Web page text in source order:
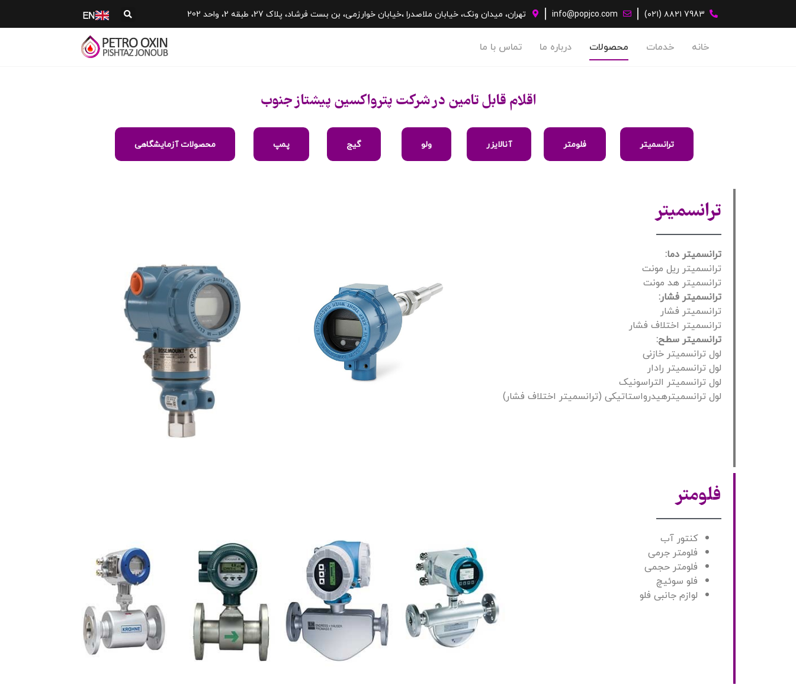
7983 ۸۸۲۱ (۰۲۱) info@popjco.com تهران، میدان ونک، خیابان ملاصدرا ،خيابان خوارزمی، بن بست فرشاد، پلاک 27، طبقه 2، واحد 202
خانه خدمات محصولات درباره ما تماس با ما
اقلام قابل تامین در شرکت پترواکسین پیشتاز جنوب
ترانسمیتر فلومتر آنالایزر ولو گیج پمپ محصولات آزمایشگاهی
ترانسمیتر
ترانسمیتر دما:
ترانسمیتر ریل مونت
ترانسمیتر هد مونت
ترانسمیتر فشار:
ترانسمیتر فشار
ترانسمیتر اختلاف فشار
ترانسمیتر سطح:
لول ترانسمیتر خازنی
لول ترانسمیتر رادار
لول ترانسمیتر التراسونیک
لول ترانسمیترهیدرواستاتیکی (ترانسمیتر اختلاف فشار)
فلومتر
کنتور آب
فلومتر جرمی
فلومتر حجمی
فلو سوئیچ
لوازم جانبی فلو